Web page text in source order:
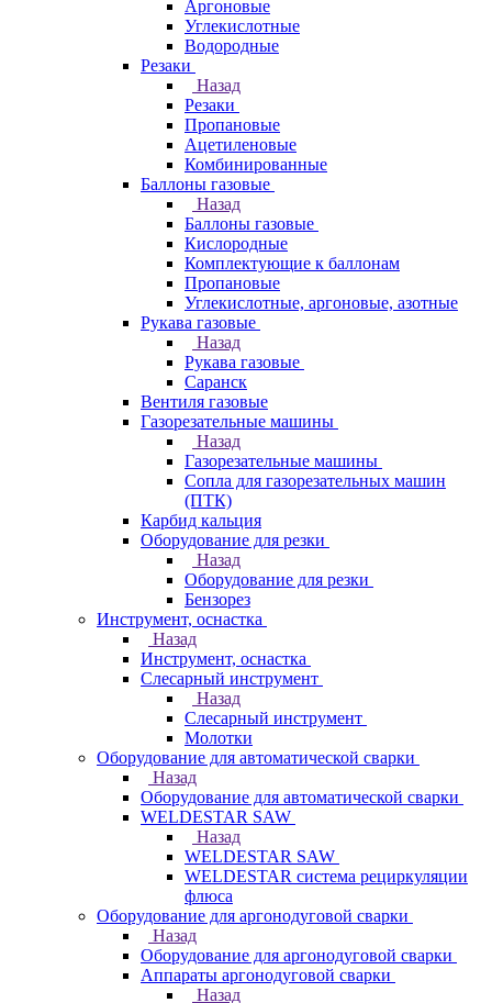
Аргоновые
Углекислотные
Водородные
Резаки
Назад
Резаки
Пропановые
Ацетиленовые
Комбинированные
Баллоны газовые
Назад
Баллоны газовые
Кислородные
Комплектующие к баллонам
Пропановые
Углекислотные, аргоновые, азотные
Рукава газовые
Назад
Рукава газовые
Саранск
Вентиля газовые
Газорезательные машины
Назад
Газорезательные машины
Сопла для газорезательных машин
(ПТК)
Карбид кальция
Оборудование для резки
Назад
Оборудование для резки
Бензорез
Инструмент, оснастка
Назад
Инструмент, оснастка
Слесарный инструмент
Назад
Слесарный инструмент
Молотки
Оборудование для автоматической сварки
Назад
Оборудование для автоматической сварки
WELDESTAR SAW
Назад
WELDESTAR SAW
WELDESTAR система рециркуляции
флюса
Оборудование для аргонодуговой сварки
Назад
Оборудование для аргонодуговой сварки
Аппараты аргонодуговой сварки
Назад